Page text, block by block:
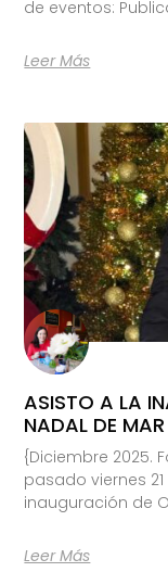
de eventos:
Leer Más
ASISTO A LA
NADAL DE
{Diciembre 2025.
pasado viernes
inauguración de
Leer Más